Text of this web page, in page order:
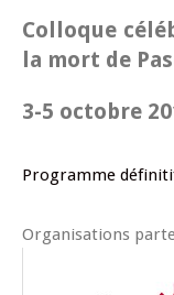
Colloque
la mort de
3-5 octobre
Programme
Organisations